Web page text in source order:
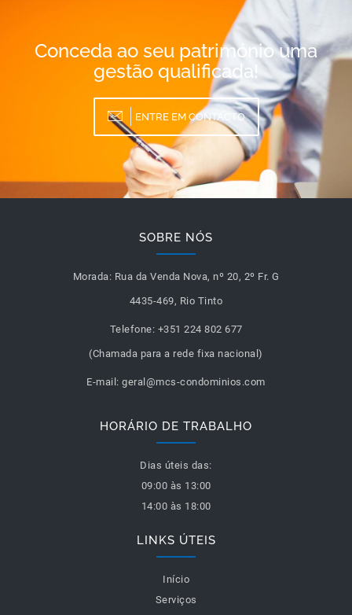
Conceda ao seu património uma
gestão qualificada!
ENTRE EM CONTACTO
SOBRE NÓS
Morada: Rua da Venda Nova, nº 20, 2º Fr. G
4435-469, Rio Tinto
Telefone: +351 224 802 677
(Chamada para a rede fixa nacional)
E-mail: geral@mcs-condominios.com
HORÁRIO DE TRABALHO
Dias úteis das:
09:00 às 13:00
14:00 às 18:00
LINKS ÚTEIS
Início
Serviços